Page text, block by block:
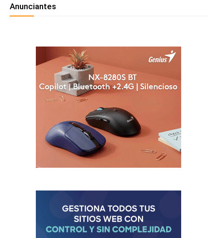
Anunciantes